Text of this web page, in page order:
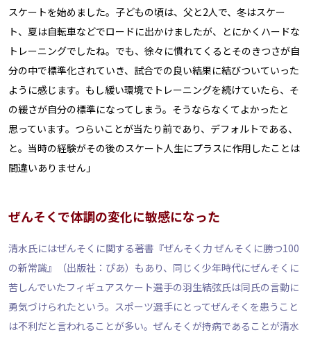
スケートを始めました。子どもの頃は、父と2人で、冬はスケー
ト、夏は自転車などでロードに出かけましたが、とにかくハードな
トレーニングでしたね。でも、徐々に慣れてくるとそのきつさが自
分の中で標準化されていき、試合での良い結果に結びついていった
ように感じます。もし緩い環境でトレーニングを続けていたら、そ
の緩さが自分の標準になってしまう。そうならなくてよかったと
思っています。つらいことが当たり前であり、デフォルトである、
と。当時の経験がその後のスケート人生にプラスに作用したことは
間違いありません」
ぜんそくで体調の変化に敏感になった
清水氏にはぜんそくに関する著書『ぜんそく力 ぜんそくに勝つ100
の新常識』（出版社：ぴあ）もあり、同じく少年時代にぜんそくに
苦しんでいたフィギュアスケート選手の羽生結弦氏は同氏の言動に
勇気づけられたという。スポーツ選手にとってぜんそくを患うこと
は不利だと言われることが多い。ぜんそくが持病であることが清水